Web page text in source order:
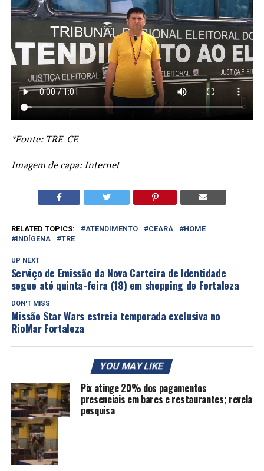
*Fonte: TRE-CE
Imagem de capa: Internet
RELATED TOPICS: ATENDIMENTO CEARÁ
HOME
INDÍGENA
TRE
UP NEXT
Serviço de Emissão da Nova Carteira de Identidade
segue até quinta-feira (18) em shopping de Fortaleza
DON'T MISS
Missão Star Wars estreia temporada exclusiva no
RioMar Fortaleza
YOU MAY LIKE
Pix atinge 20% dos pagamentos
presenciais em bares e restaurantes; revela
pesquisa